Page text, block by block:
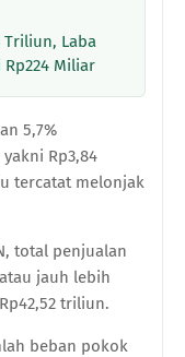
Triliun, Laba
Rp224 Miliar
5,7%
Rp3,84
tercatat melonjak
total penjualan
jauh lebih
triliun.
beban pokok